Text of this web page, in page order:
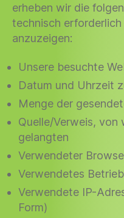
erheben wir die
technisch
anzuzeigen:
Unsere besuchte
Datum und Uhrzeit
Menge der
Quelle/Verweis, von
gelangten
Verwendeter
Verwendetes
Verwendete IP-
Form)